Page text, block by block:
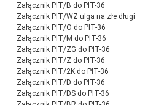
Załącznik PIT/B do PIT-36
Załącznik PIT/WZ ulga na złe długi
Załącznik PIT/O do PIT-36
Załącznik PIT/M do PIT-36
Załącznik PIT/ZG do PIT-36
Załącznik PIT/Z do PIT-36
Załącznik PIT/2K do PIT-36
Załącznik PIT/D do PIT-36
Załącznik PIT/DS do PIT-36